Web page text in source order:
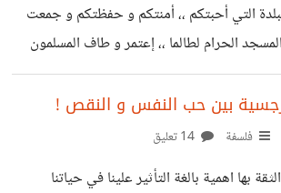
التي أحبتكم ،، أمنتكم و حفظتكم و جمعت
فيها المسجد الحرام لطالما ،، إعتمر و طاف المسلمون
حكومة رشيدة واعية ،، و جنود مخلصون همتهم عالية
في عهده صانها ،، و ولي عهده نحو رؤية سديدة
فيها الطفل يغني فرحا ،، يرقص و يلعب و يضحك مرحا
بين حب النفس و النقص !
فلسفة
بها اهمية بالغة التأثير علينا في حياتنا